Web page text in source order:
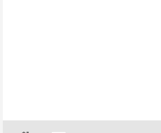
Gazeta